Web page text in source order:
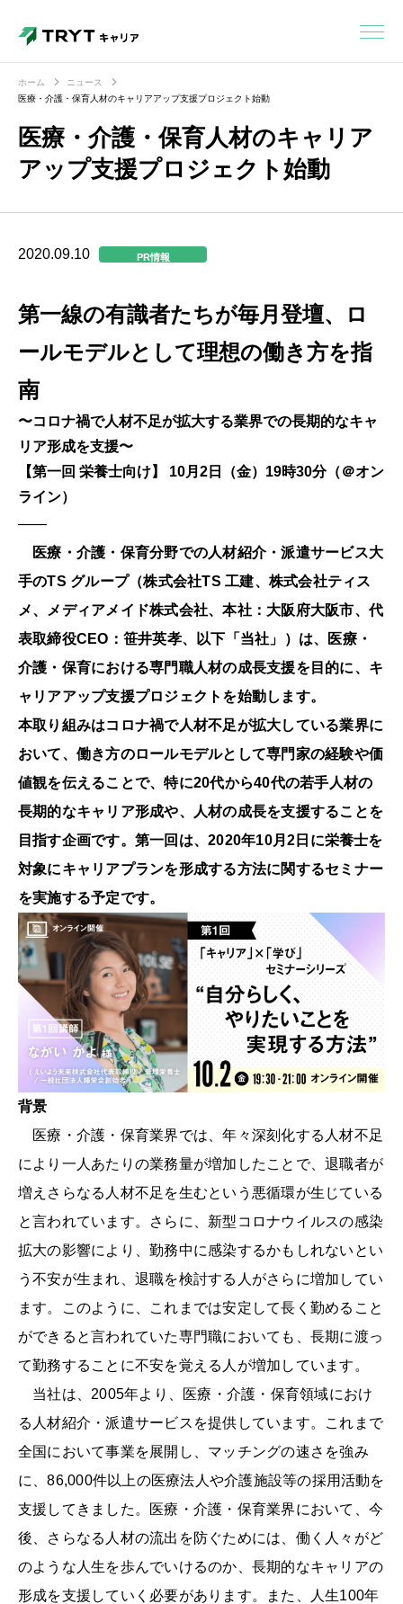
ホーム
ニュース
医療・介護・保育人材のキャリアアップ支援プロジェクト始動
医療・介護・保育人材のキャリア
アップ支援プロジェクト始動
2020.09.10 PR情報
第一線の有識者たちが毎月登壇、ロ
ールモデルとして理想の働き方を指
南
〜コロナ禍で人材不足が拡大する業界での長期的なキャ
リア形成を支援〜
【第一回 栄養士向け】 10月2日（金）19時30分（＠オン
ライン）
——
医療・介護・保育分野での人材紹介・派遣サービス大
手のTS グループ（株式会社TS 工建、株式会社ティス
メ、メディアメイド株式会社、本社：大阪府大阪市、代
表取締役CEO：笹井英孝、以下「当社」）は、医療・
介護・保育における専門職人材の成長支援を目的に、キ
ャリアアップ支援プロジェクトを始動します。
本取り組みはコロナ禍で人材不足が拡大している業界に
おいて、働き方のロールモデルとして専門家の経験や価
値観を伝えることで、特に20代から40代の若手人材の
長期的なキャリア形成や、人材の成長を支援することを
目指す企画です。第一回は、2020年10月2日に栄養士を
対象にキャリアプランを形成する方法に関するセミナー
を実施する予定です。
背景
医療・介護・保育業界では、年々深刻化する人材不足
により一人あたりの業務量が増加したことで、退職者が
増えさらなる人材不足を生むという悪循環が生じている
と言われています。さらに、新型コロナウイルスの感染
拡大の影響により、勤務中に感染するかもしれないとい
う不安が生まれ、退職を検討する人がさらに増加してい
ます。このように、これまでは安定して長く勤めること
ができると言われていた専門職においても、長期に渡っ
て勤務することに不安を覚える人が増加しています。
当社は、2005年より、医療・介護・保育領域におけ
る人材紹介・派遣サービスを提供しています。これまで
全国において事業を展開し、マッチングの速さを強み
に、86,000件以上の医療法人や介護施設等の採用活動を
支援してきました。医療・介護・保育業界において、今
後、さらなる人材の流出を防ぐためには、働く人々がど
のような人生を歩んでいけるのか、長期的なキャリアの
形成を支援していく必要があります。また、人生100年